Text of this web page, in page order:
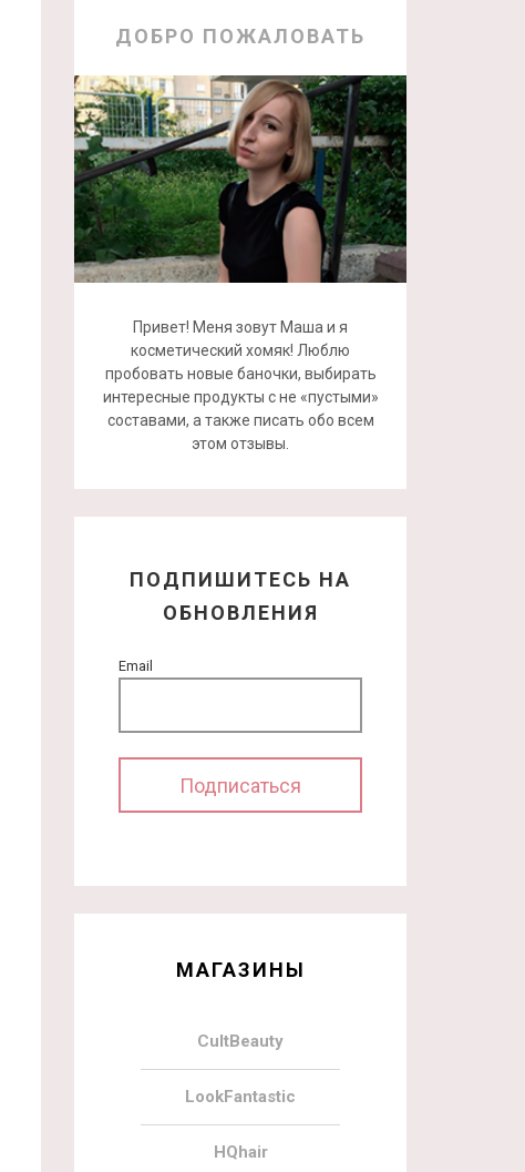
ДОБРО ПОЖАЛОВАТЬ
Привет! Меня зовут Маша и я
косметический хомяк! Люблю
пробовать новые баночки, выбирать
интересные продукты с не «пустыми»
составами, а также писать обо всем
этом отзывы.
ПОДПИШИТЕСЬ НА
ОБНОВЛЕНИЯ
Email
МАГАЗИНЫ
CultBeauty
LookFantastic
HQhair